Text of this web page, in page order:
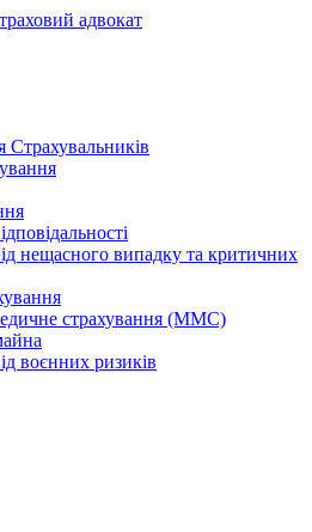
Страхувальників
нещасного випадку та критичних
страхування (ММС)
воєнних ризиків